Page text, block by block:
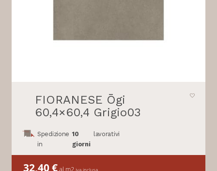
FIORANESE Ōgi
60,4×60,4 Grigio03
Spedizione
in
10
giorni
lavorativi
32,40€al m2 iva inclusa